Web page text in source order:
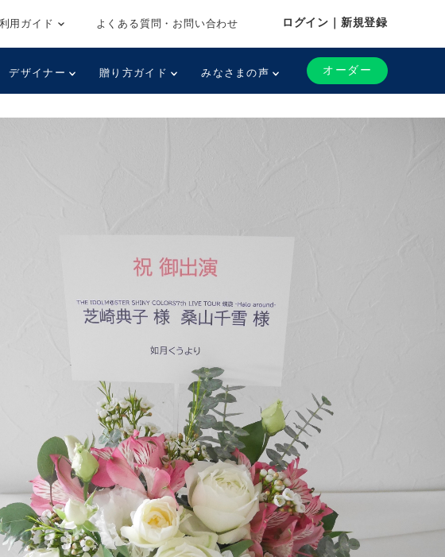
用ガイド よくある質問・お問い合わせ ログイン｜新規登録
デザイナー 贈り方ガイド みなさまの声 オーダー